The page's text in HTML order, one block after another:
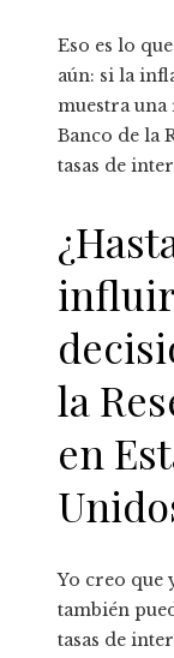
Eso es lo
aún: si la
muestra
Banco de la
tasas de
la
en
Yo creo que
también
tasas de